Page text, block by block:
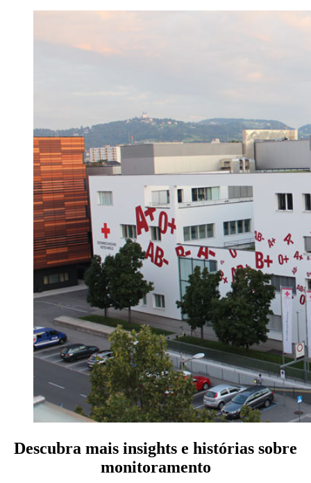
Descubra mais insights e histórias sobre
monitoramento